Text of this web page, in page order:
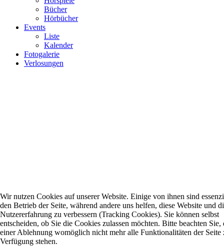
Bücher
Hörbücher
Events
Liste
Kalender
Fotogalerie
Verlosungen
Wir nutzen Cookies auf unserer Website. Einige von ihnen sind
den Betrieb der Seite, während andere uns helfen, diese Website und
Nutzererfahrung zu verbessern (Tracking Cookies). Sie können selbst
entscheiden, ob Sie die Cookies zulassen möchten. Bitte beachten Sie,
einer Ablehnung womöglich nicht mehr alle Funktionalitäten der Seite
Verfügung stehen.